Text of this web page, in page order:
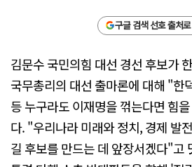
구글 검색 선호 출처
김문수 국민의힘 대선 경선 후보가
국무총리의 대선 출마론에 대해 "한
등 누구라도 이재명을 꺾는다면 힘
다. "우리나라 미래와 정치, 경제 발
길 후보를 만드는 데 앞장서겠다"고